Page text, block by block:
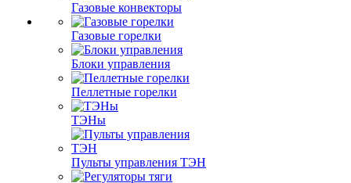
Газовые конвекторы
Газовые горелки
Блоки управления
Пеллетные горелки
ТЭНы
Пульты управления ТЭН